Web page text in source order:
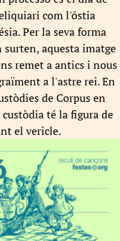
com l'óstia
Per la seva forma
aquesta imatge
remet a antics i nous
a l'astre rei. En
de Corpus en
té la figura de
el vericle.